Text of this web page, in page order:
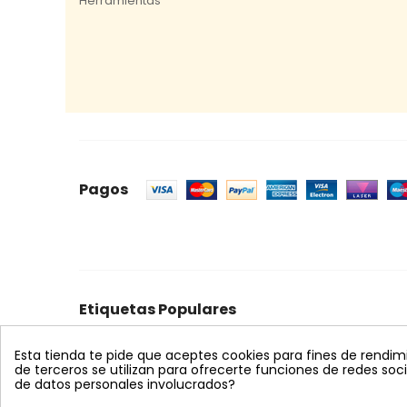
Pagos
Etiquetas Populares
celeste trampa cromática feromona
bombus terrestris
nematodos koppert azul
Esta tienda te pide que aceptes cookies para fines de
de terceros se utilizan para ofrecerte funciones de redes
de datos personales involucrados?